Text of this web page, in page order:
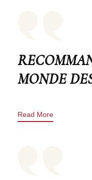
MONDE
Read More